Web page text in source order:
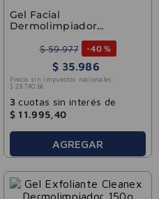
Gel Facial
Dermolimpiador
$ 59.977 -40 %
$ 35.986
Precio sin impuestos nacionales:
$ 29.740, 66
3 cuotas sin interés de
$ 11.995,40
AGREGAR